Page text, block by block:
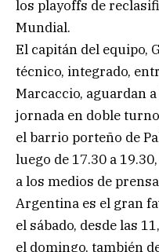
los playoffs de
Mundial.
El capitán del equipo,
técnico, integrado,
Marcaccio, aguardan
jornada en doble
el barrio porteño de
luego de 17.30 a
a los medios de
Argentina es el gran
el sábado, desde las
el domingo, también